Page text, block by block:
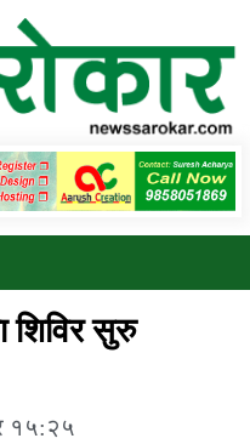
सुरु
१५:२५